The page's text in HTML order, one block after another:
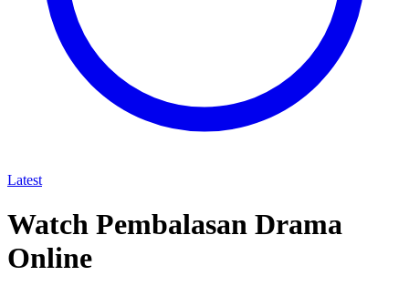
Latest
Watch Pembalasan Drama
Online